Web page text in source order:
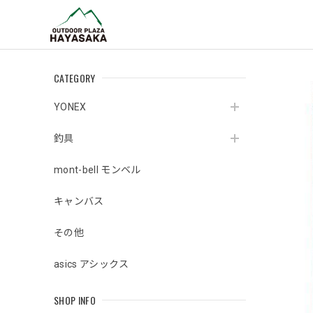
CATEGORY
YONEX
釣具
mont-bell モンベル
キャンバス
その他
asics アシックス
SHOP INFO